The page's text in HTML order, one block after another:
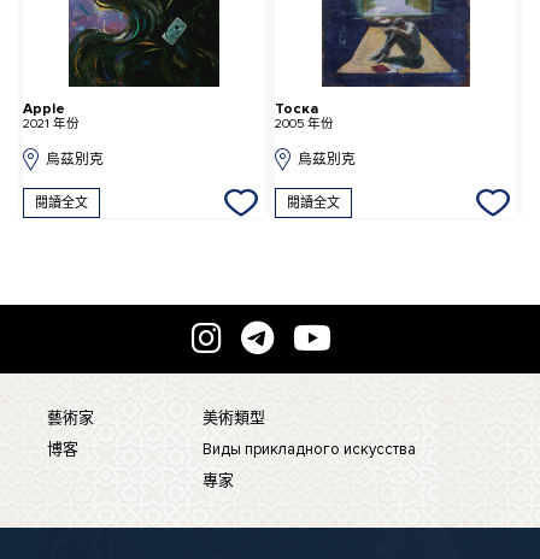
Apple
2021 年份
烏茲別克
閱讀全文
Тоска
2005 年份
烏茲別克
閱讀全文
藝術家
博客
美術類型
Виды прикладного искусства
專家